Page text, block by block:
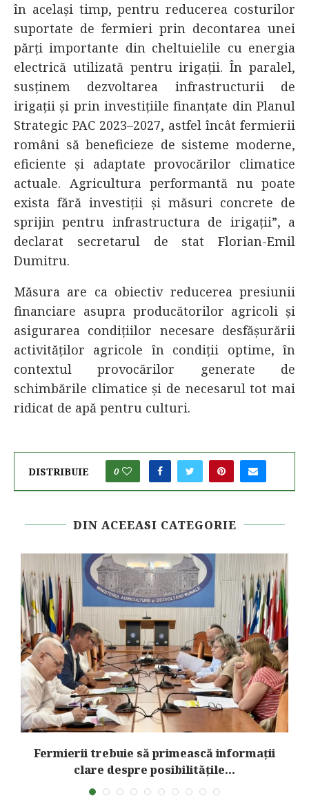
în același timp, pentru reducerea costurilor
suportate de fermieri prin decontarea unei
părți importante din cheltuielile cu energia
electrică utilizată pentru irigații. În paralel,
susținem dezvoltarea infrastructurii de
irigații și prin investițiile finanțate din Planul
Strategic PAC 2023–2027, astfel încât fermierii
români să beneficieze de sisteme moderne,
eficiente și adaptate provocărilor climatice
actuale. Agricultura performantă nu poate
exista fără investiții și măsuri concrete de
sprijin pentru infrastructura de irigații”, a
declarat secretarul de stat Florian-Emil
Dumitru.
Măsura are ca obiectiv reducerea presiunii
financiare asupra producătorilor agricoli și
asigurarea condițiilor necesare desfășurării
activităților agricole în condiții optime, în
contextul provocărilor generate de
schimbările climatice și de necesarul tot mai
ridicat de apă pentru culturi.
DISTRIBUIE 0
DIN ACEEASI CATEGORIE
Fermierii trebuie să primească informații
clare despre posibilitățile...